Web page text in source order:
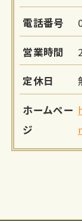
電話番号
営業時間
定休日
ホームペー
ジ